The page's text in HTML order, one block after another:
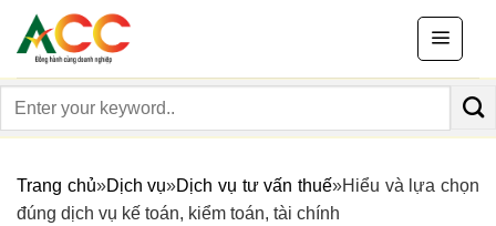
content
for:
Trang chủ»Dịch vụ»Dịch vụ tư vấn thuế»Hiểu và lựa chọn
đúng dịch vụ kế toán, kiểm toán, tài chính